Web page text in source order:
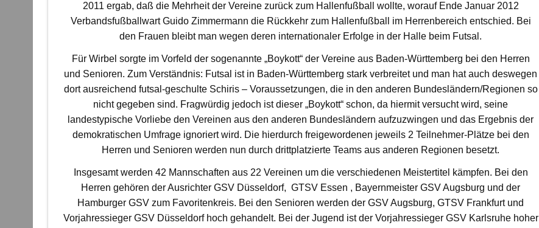
2011 ergab, daß die Mehrheit der Vereine zurück zum Hallenfußball wollte, worauf Ende Januar 2012
Verbandsfußballwart Guido Zimmermann die Rückkehr zum Hallenfußball im Herrenbereich entschied. Bei
den Frauen bleibt man wegen deren internationaler Erfolge in der Halle beim Futsal.
Für Wirbel sorgte im Vorfeld der sogenannte „Boykott“ der Vereine aus Baden-Württemberg bei den Herren
und Senioren. Zum Verständnis: Futsal ist in Baden-Württemberg stark verbreitet und man hat auch deswegen
dort ausreichend futsal-geschulte Schiris – Voraussetzungen, die in den anderen Bundesländern/Regionen so
nicht gegeben sind. Fragwürdig jedoch ist dieser „Boykott“ schon, da hiermit versucht wird, seine
landestypische Vorliebe den Vereinen aus den anderen Bundesländern aufzuzwingen und das Ergebnis der
demokratischen Umfrage ignoriert wird. Die hierdurch freigewordenen jeweils 2 Teilnehmer-Plätze bei den
Herren und Senioren werden nun durch drittplatzierte Teams aus anderen Regionen besetzt.
Insgesamt werden 42 Mannschaften aus 22 Vereinen um die verschiedenen Meistertitel kämpfen. Bei den
Herren gehören der Ausrichter GSV Düsseldorf, GTSV Essen , Bayernmeister GSV Augsburg und der
Hamburger GSV zum Favoritenkreis. Bei den Senioren werden der GSV Augsburg, GTSV Frankfurt und
Vorjahressieger GSV Düsseldorf hoch gehandelt. Bei der Jugend ist der Vorjahressieger GSV Karlsruhe hoher